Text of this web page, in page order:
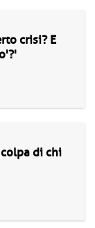
crisi? E
di chi